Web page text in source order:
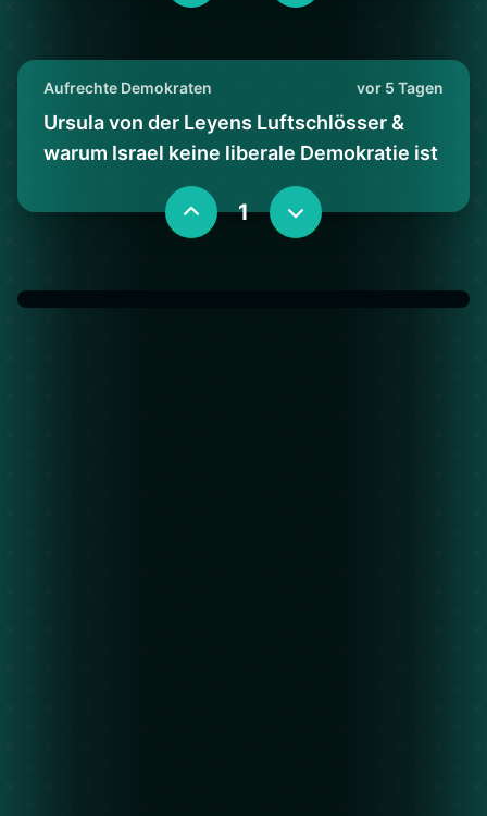
Aufrechte Demokraten vor 5 Tagen
Ursula von der Leyens Luftschlösser &
warum Israel keine liberale Demokratie ist
1